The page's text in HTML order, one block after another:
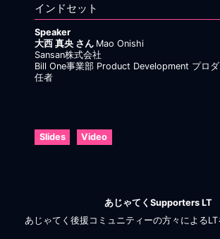
インドセット
Speaker
大西 真央 さん Mao Onishi
Sansan株式会社
Bill One事業部 Product Development プロ
任者
Slides Video
あじゃてくSupporters LT
あじゃてく後援コミュニティーの方々によるLT